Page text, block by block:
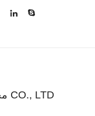
 
FULLSTAR محصولات غیر بافته شده CO., LTD